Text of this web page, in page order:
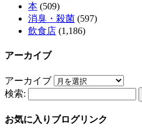
本 (509)
消臭・殺菌 (597)
飲食店 (1,186)
アーカイブ
アーカイブ
検索:
お気に入りブログリンク